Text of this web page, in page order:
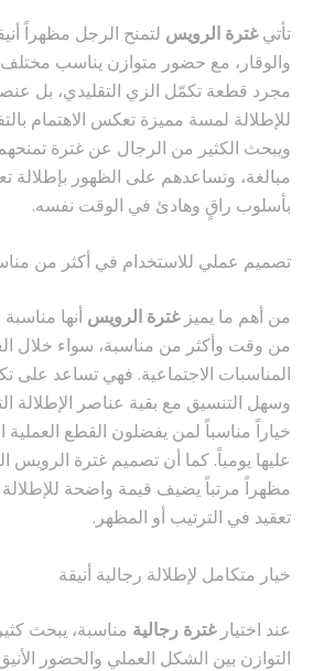
تأتيغترة الرويس لتمنح الرجل مظهراً
والوقار، مع حضور متوازن يناسب
مجرد قطعة تكمّل الزي التقليدي، بل
للإطلالة لمسة مميزة تعكس الاهتمام
ويبحث الكثير من الرجال عن غترة
مبالغة، وتساعدهم على الظهور
بأسلوب راقٍ وهادئ في الوقت نفسه.
تصميم عملي للاستخدام في أكثر من
من أهم ما يميزغترة الرويس أنها
من وقت وأكثر من مناسبة، سواء خلال
المناسبات الاجتماعية. فهي تساعد على
وسهل التنسيق مع بقية عناصر الإطلالة
خياراً مناسباً لمن يفضلون القطع العملية
عليها يومياً. كما أن تصميم غترة الرويس
مظهراً مرتباً يضيف قيمة واضحة
تعقيد في الترتيب أو المظهر.
خيار متكامل لإطلالة رجالية أنيقة
عند اختيارغترة رجالية مناسبة، يبحث
التوازن بين الشكل العملي والحضور